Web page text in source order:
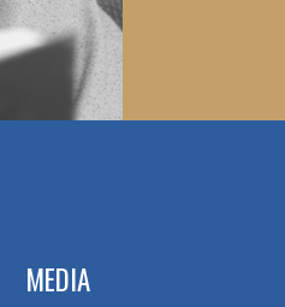
MEDIA